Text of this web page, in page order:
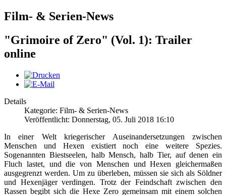
Film- & Serien-News
"Grimoire of Zero" (Vol. 1): Trailer
online
Details
Kategorie: Film- & Serien-News
Veröffentlicht: Donnerstag, 05. Juli 2018 16:10
In einer Welt kriegerischer Auseinandersetzungen zwischen
Menschen und Hexen existiert noch eine weitere Spezies.
Sogenannten Biestseelen, halb Mensch, halb Tier, auf denen ein
Fluch lastet, und die von Menschen und Hexen gleichermaßen
ausgegrenzt werden. Um zu überleben, müssen sie sich als Söldner
und Hexenjäger verdingen. Trotz der Feindschaft zwischen den
Rassen begibt sich die Hexe Zero gemeinsam mit einem solchen